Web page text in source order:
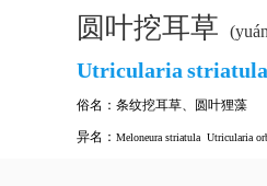
圆叶挖耳草
Utricularia striatula
俗名： 条纹挖耳草、 圆叶狸藻
异名： Meloneura striatula Utricularia